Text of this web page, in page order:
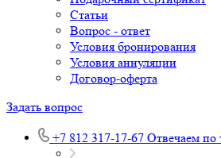
Статьи
Вопрос - ответ
Условия бронирования
Условия аннуляции
Договор-оферта
Задать вопрос
+7 812 317-17-67 Отвечаем по